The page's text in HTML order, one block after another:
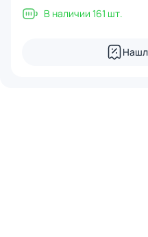
В наличии 161 шт.